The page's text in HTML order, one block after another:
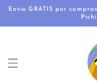
directamente
Envío GRATIS por